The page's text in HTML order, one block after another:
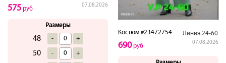
07.08.2026
575 руб
Размеры
48 - +
50 - +
Костюм #23472754 Линия.24-60
07.08.2026
690руб